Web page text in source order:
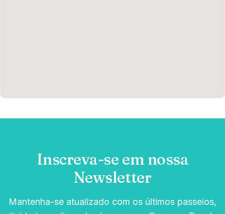
Inscreva-se em nossa
Newsletter
Mantenha-se atualizado com os últimos passeios,